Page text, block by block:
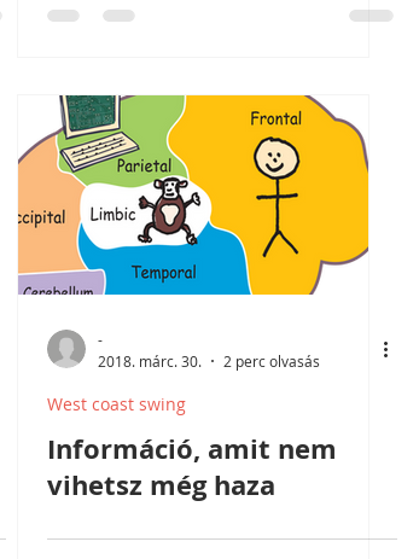
-
2018. márc. 30.
2 perc olvasás
West coast swing
Információ, amit nem
vihetsz még haza